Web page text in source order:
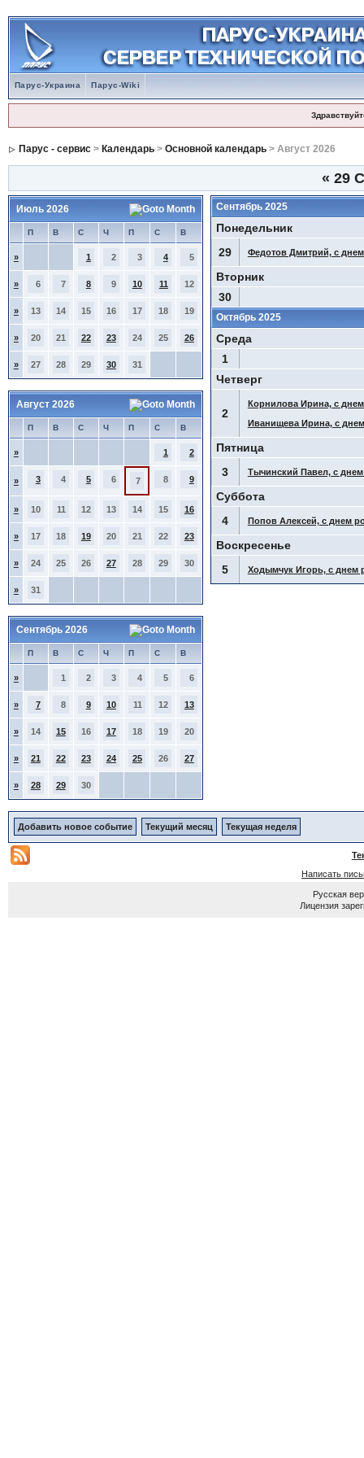
Парус-Украина Парус-Wiki
Парус - сервис> Календарь> Основной календарь> Август 2026
« 29
Июль 2026
П В С Ч П С В
» 1 2 3 4 5
» 6 7 8 9 10 11 12
» 13 14 15 16 17 18 19
» 20 21 22 23 24 25 26
» 27 28 29 30 31
Август 2026
П В С Ч П С В
» 1 2
» 3 4 5 6 7 8 9
» 10 11 12 13 14 15 16
» 17 18 19 20 21 22 23
» 24 25 26 27 28 29 30
» 31
Сентябрь 2026
П В С Ч П С В
» 1 2 3 4 5 6
» 7 8 9 10 11 12 13
» 14 15 16 17 18 19 20
» 21 22 23 24 25 26 27
» 28 29 30
Сентябрь 2025
Понедельник
29
Федотов Дмитрий, с
Вторник
30
Октябрь 2025
Среда
1
Четверг
2
Корнилова Ирина, с
Иванищева Ирина, с
Пятница
3
Тычинский Павел, с
Суббота
4
Попов Алексей, с днем
Воскресенье
5
Ходымчук Игорь, с днем
Добавить новое событие Текущий месяц Текущая неделя
Написать
Русская
Лицензия